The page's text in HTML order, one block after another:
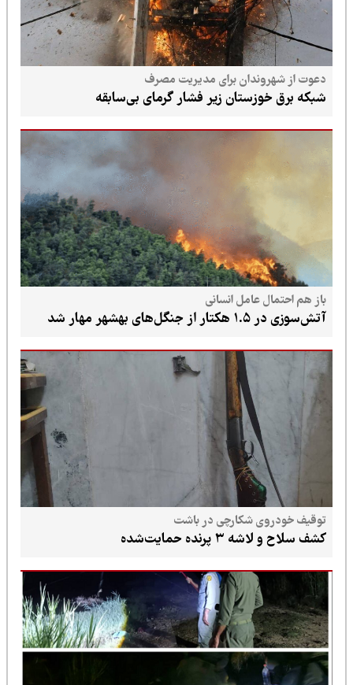
دعوت از شهروندان برای مدیریت مصرف
شبکه برق خوزستان زیر فشار گرمای بی‌سابقه
باز هم احتمال عامل انسانی
آتش‌سوزی در ۱.۵ هکتار از جنگل‌های بهشهر مهار شد
توقیف خودروی شکارچی در باشت
کشف سلاح و لاشه ۳ پرنده حمایت‌شده